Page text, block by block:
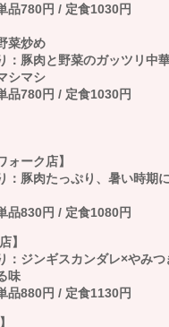
品780円/ 定食1030円
菜炒め
：豚肉と野菜のガッツリ中
シマシ
品780円 / 定食1030円
ォーク店】
：豚肉たっぷり 、暑い時期
品830円/ 定食1080円
】
：ジンギスカンダレ×やみつ
味
品880円/ 定食1130円